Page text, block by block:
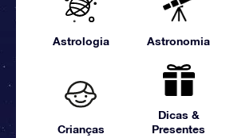
Astrologia Astronomia
Crianças
Dicas &
Presentes